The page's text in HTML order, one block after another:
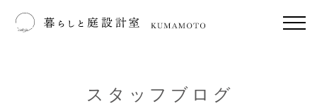
スタッフブログ